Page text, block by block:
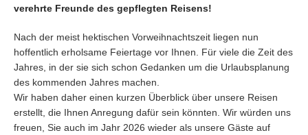
verehrte Freunde des gepflegten Reisens!
Nach der meist hektischen Vorweihnachtszeit liegen nun
hoffentlich erholsame Feiertage vor Ihnen. Für viele die Zeit des
Jahres, in der sie sich schon Gedanken um die Urlaubsplanung
des kommenden Jahres machen.
Wir haben daher einen kurzen Überblick über unsere Reisen
erstellt, die Ihnen Anregung dafür sein könnten. Wir würden uns
freuen, Sie auch im Jahr 2026 wieder als unsere Gäste auf